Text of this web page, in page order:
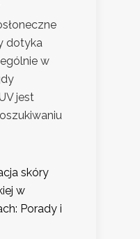
dotyka
w
jest
skóry
w
Porady i